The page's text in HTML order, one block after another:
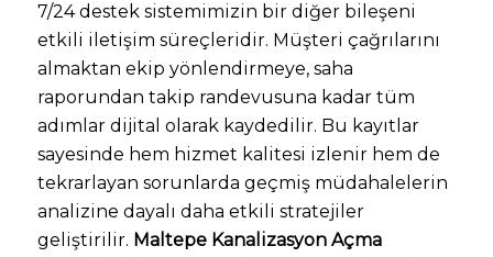
7/24 destek sistemimizin bir diğer bileşeni
etkili iletişim süreçleridir. Müşteri çağrılarını
almaktan ekip yönlendirmeye, saha
raporundan takip randevusuna kadar tüm
adımlar dijital olarak kaydedilir. Bu kayıtlar
sayesinde hem hizmet kalitesi izlenir hem de
tekrarlayan sorunlarda geçmiş müdahalelerin
analizine dayalı daha etkili stratejiler
geliştirilir. Maltepe Kanalizasyon Açma